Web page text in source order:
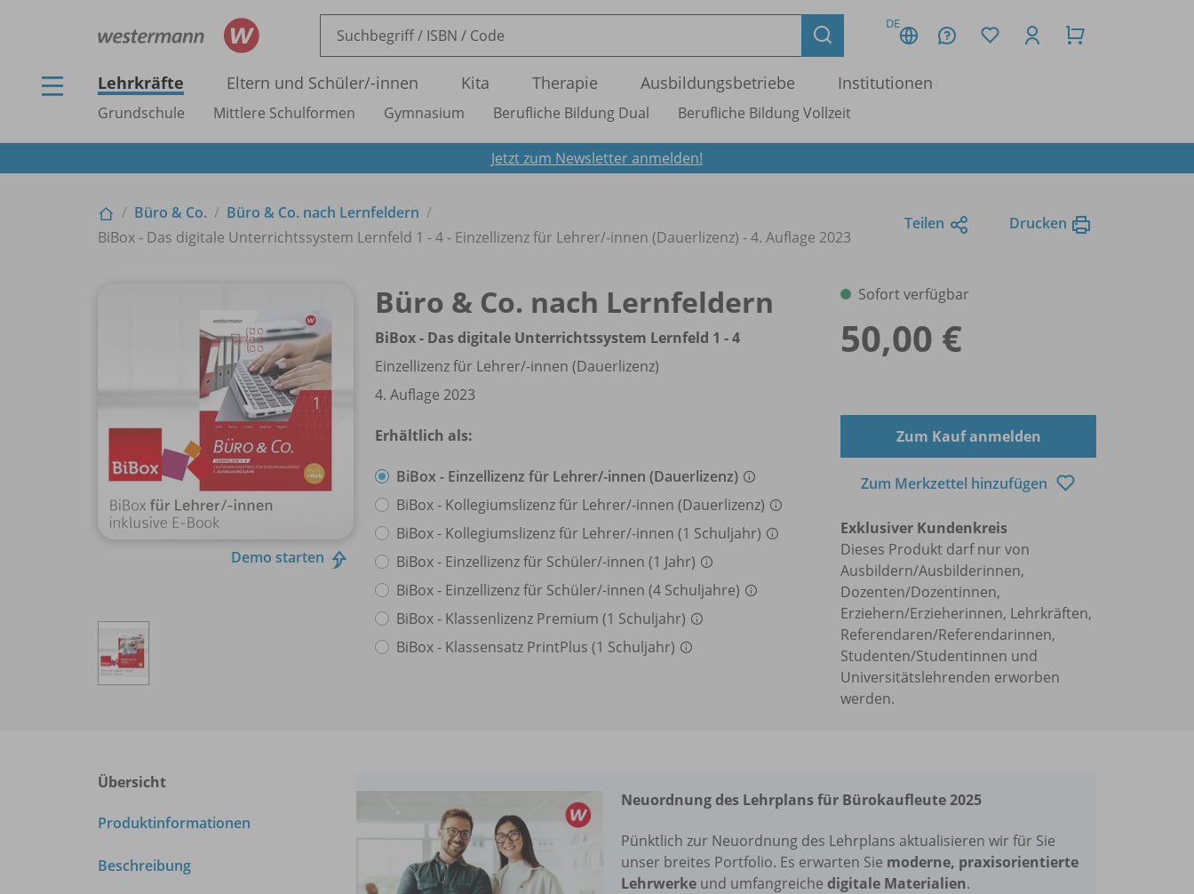
DE
Lehrkräfte Eltern und Schüler/-innen Kita Therapie Ausbildungsbetriebe Institutionen
Grundschule Mittlere Schulformen Gymnasium Berufliche Bildung Dual Berufliche Bildung Vollzeit
Jetzt zum Newsletter anmelden!
Büro & Co.
Büro & Co. nach Lernfeldern
BiBox - Das digitale Unterrichtssystem Lernfeld 1 - 4 - Einzellizenz für Lehrer/-innen (Dauerlizenz) - 4. Auflage 2023
Teilen Drucken
Demo starten
Büro & Co. nach Lernfeldern
BiBox - Das digitale Unterrichtssystem Lernfeld 1 - 4
Einzellizenz für Lehrer/-innen (Dauerlizenz)
4. Auflage 2023
Erhältlich als:
BiBox - Einzellizenz für Lehrer/-innen (Dauerlizenz)
BiBox - Kollegiumslizenz für Lehrer/-innen (Dauerlizenz)
BiBox - Kollegiumslizenz für Lehrer/-innen (1 Schuljahr)
BiBox - Einzellizenz für Schüler/-innen (1 Jahr)
BiBox - Einzellizenz für Schüler/-innen (4 Schuljahre)
BiBox - Klassenlizenz Premium (1 Schuljahr)
BiBox - Klassensatz PrintPlus (1 Schuljahr)
Sofort verfügbar
50,00 €
Zum Kauf anmelden
Zum Merkzettel hinzufügen
Exklusiver Kundenkreis
Dieses Produkt darf nur von
Ausbildern/Ausbilderinnen,
Dozenten/Dozentinnen,
Erziehern/Erzieherinnen, Lehrkräften,
Referendaren/Referendarinnen,
Studenten/Studentinnen und
Universitätslehrenden erworben
werden.
Übersicht
Produktinformationen
Beschreibung
Neuordnung des Lehrplans für Bürokaufleute 2025
Pünktlich zur Neuordnung des Lehrplans aktualisieren wir für Sie
unser breites Portfolio. Es erwarten Sie moderne, praxisorientierte
Lehrwerke und umfangreiche digitale Materialien.